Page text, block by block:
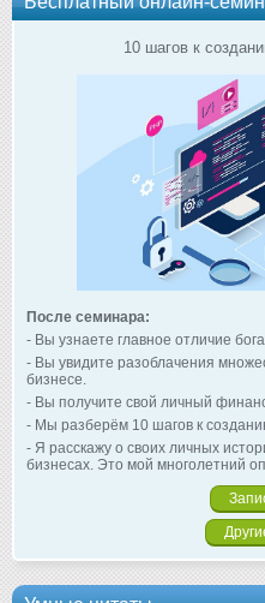
10 шагов к
После семинара:
- Вы узнаете главное отличие
- Вы увидите разоблачения
бизнесе.
- Вы получите свой личный
- Мы разберём 10 шагов к
- Я расскажу о своих личных
бизнесах. Это мой многолетний